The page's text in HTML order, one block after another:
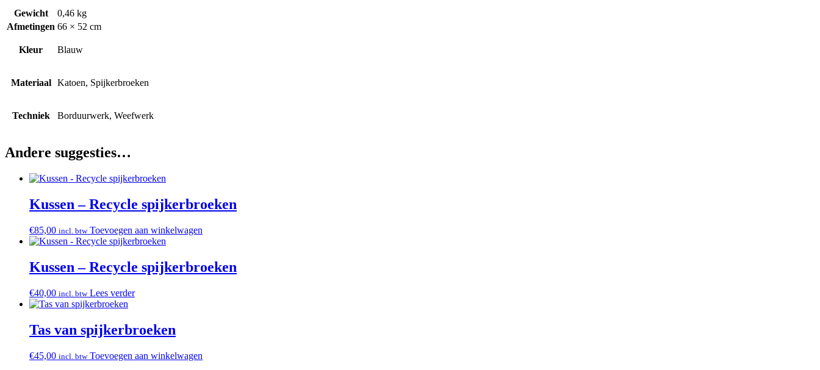
Gewicht
0,46 kg
Afmetingen 66 × 52 cm
Kleur Blauw
Materiaal Katoen, Spijkerbroeken
Techniek Borduurwerk, Weefwerk
Andere suggesties…
Kussen – Recycle spijkerbroeken
€85,00 incl. btw Toevoegen aan winkelwagen
Kussen – Recycle spijkerbroeken
€40,00 incl. btw Lees verder
Tas van spijkerbroeken
€45,00 incl. btw Toevoegen aan winkelwagen